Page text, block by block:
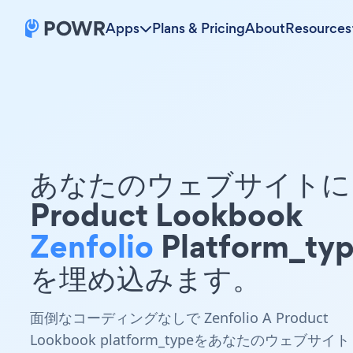
Apps Plans & PricingAboutResources
あなたのウェブサイト
Product Lookbook
Zenfolio
を埋め込みます。
面倒なコーディングなしで Zenfolio A Product
Lookbook platform_typeをあなたのウェブサイト